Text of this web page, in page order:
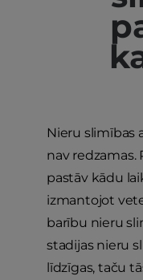
Nieru slimības
nav redzamas.
pastāv kādu
izmantojot
barību nieru
stadijas nieru
līdzīgas, taču